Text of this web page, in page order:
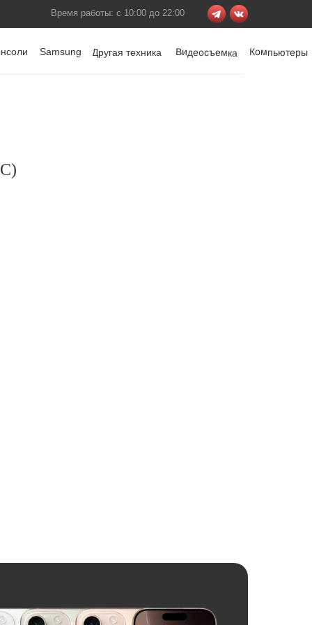
Время работы: с 10:00 до 22:00
Компьютеры
Видеосъемка
Другая техника
Samsung